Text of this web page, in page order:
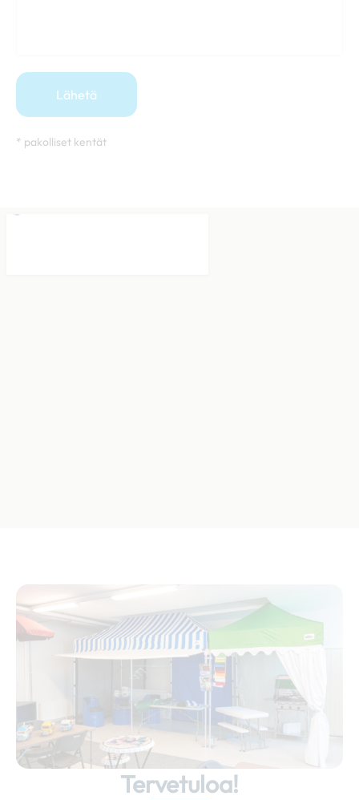
* pakolliset kentät
Tervetuloa!